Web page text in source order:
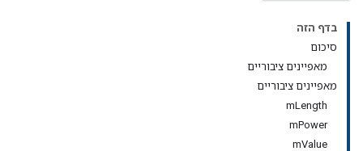
בדף הזה
סיכום
מאפיינים ציבוריים
מאפיינים ציבוריים
mLength
mPower
mValue